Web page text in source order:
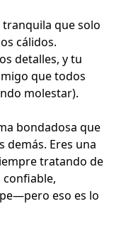
que solo
cálidos.
detalles, y tu
que todos
molestar).
bondadosa que
demás. Eres una
tratando de
confiable,
eso es lo